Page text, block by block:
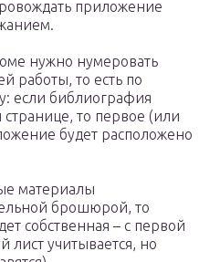
приложение
нужно нумеровать
работы, то есть по
если библиография
странице, то первое (или
будет расположено
материалы
брошюрой, то
собственная – с первой
лист учитывается, но